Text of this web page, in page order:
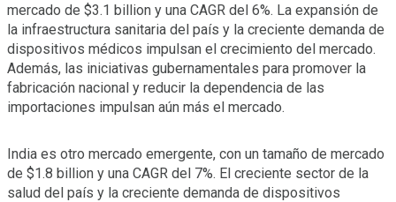
mercado de $3.1 billion y una CAGR del 6%. La expansión de
la infraestructura sanitaria del país y la creciente demanda de
dispositivos médicos impulsan el crecimiento del mercado.
Además, las iniciativas gubernamentales para promover la
fabricación nacional y reducir la dependencia de las
importaciones impulsan aún más el mercado.
India es otro mercado emergente, con un tamaño de mercado
de $1.8 billion y una CAGR del 7%. El creciente sector de la
salud del país y la creciente demanda de dispositivos